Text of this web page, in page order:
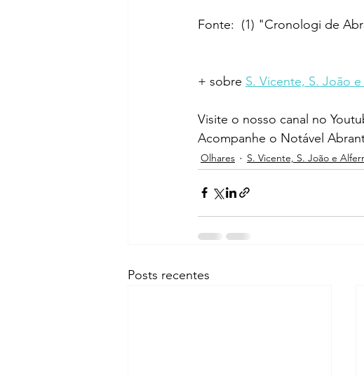
Fonte:  (1) "Cronologi de
+ sobre S. Vicente, S. João
Visite o nosso canal no
Acompanhe o Notável
Olhares S. Vicente, S. João e
Posts recentes